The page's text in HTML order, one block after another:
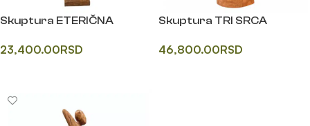
Skuptura ETERIČNA
23,400.00RSD
Skuptura TRI SRCA
46,800.00RSD